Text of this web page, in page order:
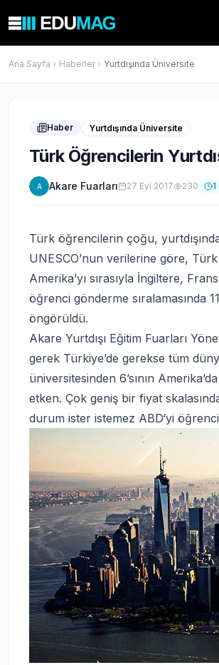
Ana Sayfa Haberler Yurtdışında Üniversite
Haber Yurtdışında Üniversite
Türk Öğrencilerin
A Akare Fuarları 27 Eyl 2017 230 1
Türk öğrencilerin çoğu,
UNESCO’nun verilerine göre,
Amerika’yı sırasıyla İngiltere,
öğrenci gönderme sıralamasında
öngörüldü.
Akare Yurtdışı Eğitim Fuarları
gerek Türkiye’de gerekse tüm
üniversitesinden 6’sının
etken. Çok geniş bir fiyat
durum ister istemez ABD‘yi